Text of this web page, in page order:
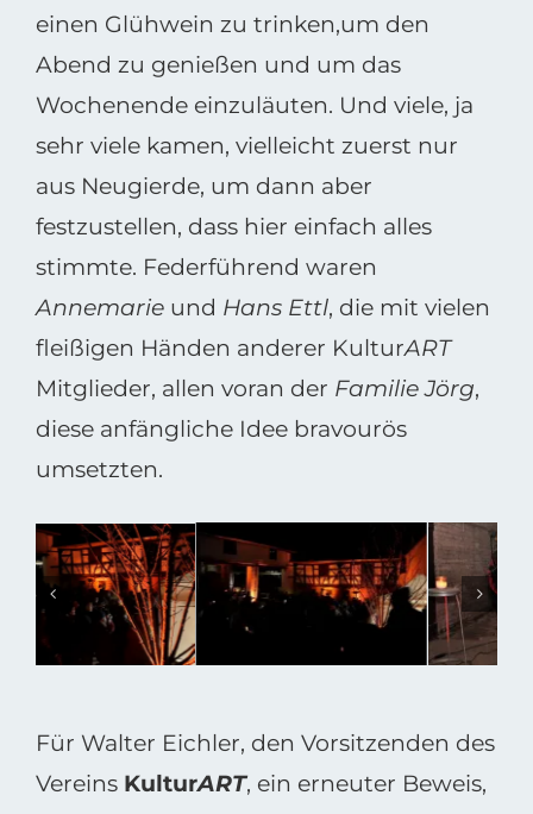
einen Glühwein zu trinken,um den
Abend zu genießen und um das
Wochenende einzuläuten. Und viele, ja
sehr viele kamen, vielleicht zuerst nur
aus Neugierde, um dann aber
festzustellen, dass hier einfach alles
stimmte. Federführend waren
Annemarieund Hans Ettl, die mit vielen
fleißigen Händen anderer KulturART
Mitglieder, allen voran der Familie Jörg,
diese anfängliche Idee bravourös
umsetzten.
Für Walter Eichler, den Vorsitzenden des
Vereins KulturART, ein erneuter Beweis,